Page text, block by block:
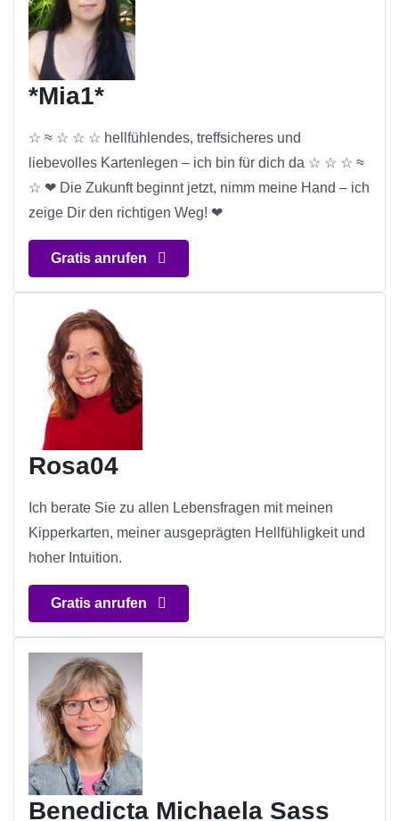
*Mia1*
☆ ≈ ☆ ☆ ☆ hellfühlendes, treffsicheres und
liebevolles Kartenlegen – ich bin für dich da ☆ ☆ ☆ ≈
☆ ❤ Die Zukunft beginnt jetzt, nimm meine Hand – ich
zeige Dir den richtigen Weg! ❤
Gratis anrufen
Rosa04
Ich berate Sie zu allen Lebensfragen mit meinen
Kipperkarten, meiner ausgeprägten Hellfühligkeit und
hoher Intuition.
Gratis anrufen
Benedicta Michaela Sass